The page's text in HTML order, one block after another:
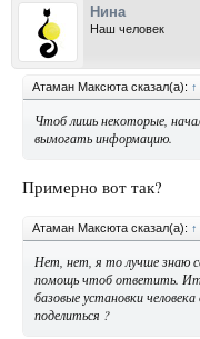
Нина
Наш человек
Атаман Максюта сказал(а): ↑
Чтоб лишь некоторые,
вымогать информацию.
Примерно вот так?
Атаман Максюта сказал(а): ↑
Нет, нет, я то лучше знаю
помощь чтоб ответить.
базовые установки
поделиться ?